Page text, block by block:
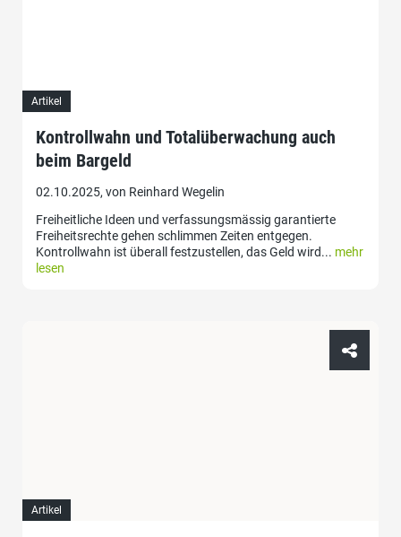
Artikel
Kontrollwahn und Totalüberwachung auch
beim Bargeld
02.10.2025, von Reinhard Wegelin
Freiheitliche Ideen und verfassungsmässig garantierte
Freiheitsrechte gehen schlimmen Zeiten entgegen.
Kontrollwahn ist überall festzustellen, das Geld wird... mehr
lesen
Artikel